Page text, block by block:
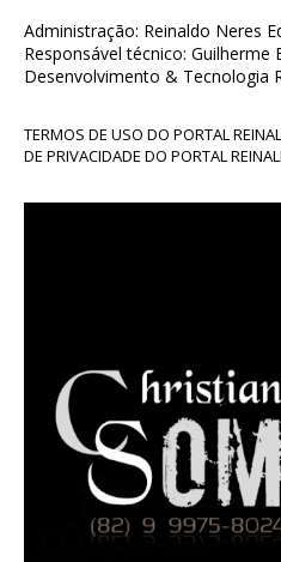
Administração: Reinaldo Neres
Responsável técnico: Guilherme
Desenvolvimento & Tecnologia
TERMOS DE USO DO PORTAL
DE PRIVACIDADE DO PORTAL